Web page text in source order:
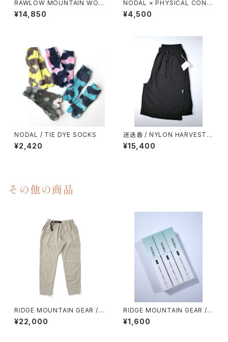
RAWLOW MOUNTAIN WOR
KS / DAD LITE CREW
¥14,850
NODAL × PHYSICAL CONT
MPRY.
¥4,500
NODAL / TIE DYE SOCKS
¥2,420
迷迭香 / NYLON HARVEST L
OOSE SHORTS（2026）
¥15,400
その他の商品
RIDGE MOUNTAIN GEAR / B
ASIC HIKE PANTS（UNISEX）
¥22,000
RIDGE MOUNTAIN GEAR /
CLEANMELL PREMIUM PO
CKET REFILL 20ml
¥1,600